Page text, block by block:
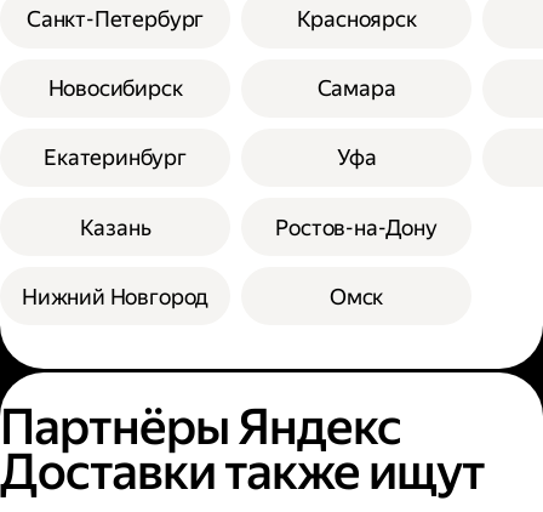
Санкт-Петербург
Новосибирск
Екатеринбург
Казань
Нижний Новгород
Красноярск
Самара
Уфа
Ростов-на-Дону
Омск
Партнёры Яндекс
Доставки также ищут